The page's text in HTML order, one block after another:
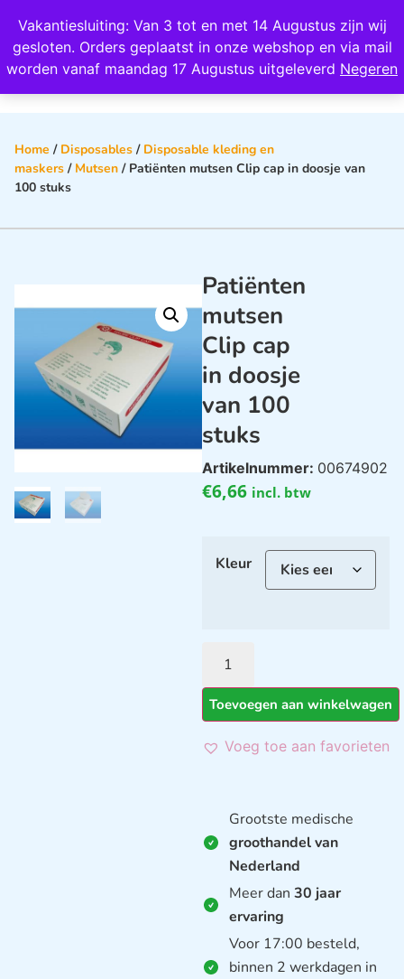
Vakantiesluiting: Van 3 tot en met 14 Augustus zijn wij
gesloten. Orders geplaatst in onze webshop en via mail
worden vanaf maandag 17 Augustus uitgeleverd Negeren
Wij scoren een 4,8 op Google
Home / Disposables / Disposable kleding en
maskers / Mutsen / Patiënten mutsen Clip cap in doosje van
100 stuks
Patiënten
mutsen
Clip cap
in doosje
van 100
stuks
Artikelnummer: 00674902
€6,66 incl. btw
Kleur
Toevoegen aan winkelwagen
Voeg toe aan favorieten
Grootste medische
groothandel van
Nederland
Meer dan 30 jaar
ervaring
Voor 17:00 besteld,
binnen 2 werkdagen in